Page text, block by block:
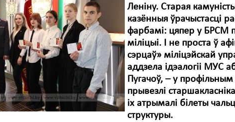
Леніну. Старая
казённыя ўрачыстасці
фарбамі: цяпер у БРСМ
міліцыі. І не проста ў
сэрцаў» міліцэйскай
аддзела ідэалогіі МУС
Пугачоў, – у
прывезлі
іх атрымалі білеты
структуры.